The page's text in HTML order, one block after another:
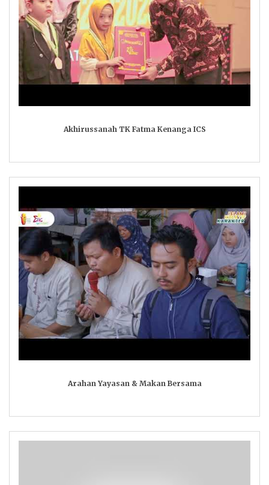
Akhirussanah TK Fatma Kenanga ICS
Arahan Yayasan & Makan Bersama